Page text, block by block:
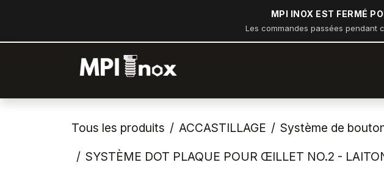
MPI INOX EST FERMÉ
Les commandes passées pendant
Tous les produits ACCASTILLAGE Système de
SYSTÈME DOT PLAQUE POUR ŒILLET NO.2 -